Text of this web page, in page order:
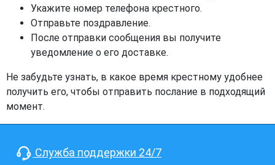
Укажите номер телефона крестного.
Отправьте поздравление.
После отправки сообщения вы получите
уведомление о его доставке.
Не забудьте узнать, в какое время крестному удобнее
получить его, чтобы отправить послание в подходящий
момент.
Служба поддержки 24/7